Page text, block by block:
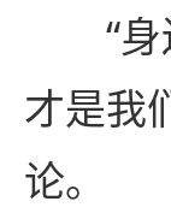
“
才是我
论。